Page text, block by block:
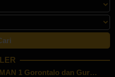
1 Gorontalo dan Gur…